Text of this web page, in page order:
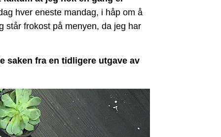
hver eneste mandag, i håp om å
står frokost på menyen, da jeg har
saken fra en tidligere utgave av